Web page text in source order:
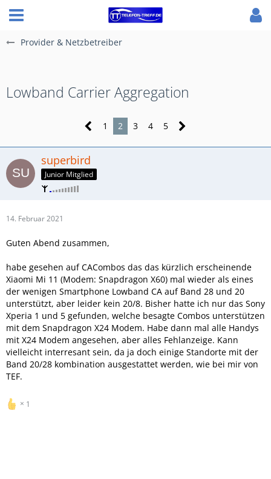
Provider & Netzbetreiber
Lowband Carrier Aggregation
1 2 3 4 5
superbird
Junior Mitglied
14. Februar 2021
Guten Abend zusammen,
habe gesehen auf CACombos das das kürzlich erscheinende
Xiaomi Mi 11 (Modem: Snapdragon X60) mal wieder als eines
der wenigen Smartphone Lowband CA auf Band 28 und 20
unterstützt, aber leider kein 20/8. Bisher hatte ich nur das Sony
Xperia 1 und 5 gefunden, welche besagte Combos unterstützen
mit dem Snapdragon X24 Modem. Habe dann mal alle Handys
mit X24 Modem angesehen, aber alles Fehlanzeige. Kann
vielleicht interresant sein, da ja doch einige Standorte mit der
Band 20/28 kombination ausgestattet werden, wie bei mir von
TEF.
1